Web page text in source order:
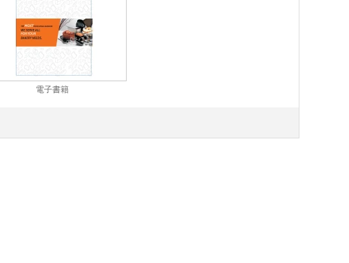
電子書籍